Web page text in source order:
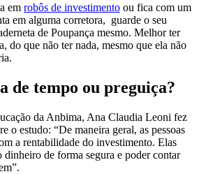
em robôs de investimento ou fica com um
em alguma corretora, guarde o seu
de Poupança mesmo. Melhor ter
do que não ter nada, mesmo que ela não
de tempo ou preguiça?
da Anbima, Ana Claudia Leoni fez
o estudo: “De maneira geral, as pessoas
a rentabilidade do investimento. Elas
dinheiro de forma segura e poder contar